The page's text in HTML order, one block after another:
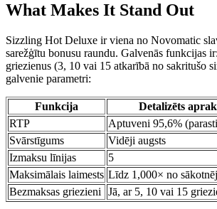
What Makes It Stand Out
Sizzling Hot Deluxe ir viena no Novomatic
sarežģītu bonusu raundu. Galvenās funkcijas
griezienus (3, 10 vai 15 atkarībā no sakritušo
galvenie parametri:
Funkcija
Detalizēts
RTP
Aptuveni 95,6%
Svārstīgums
Vidēji augsts
Izmaksu līnijas
5
Maksimālais laimests Līdz 1,000× no
Bezmaksas griezieni
Jā, ar 5, 10 vai 15